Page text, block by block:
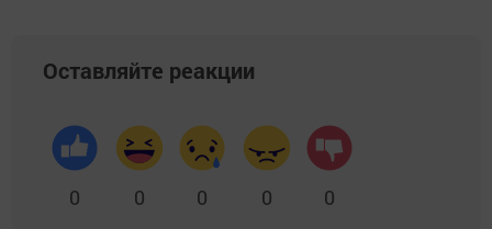
Оставляйте реакции
0 0 0 0 0